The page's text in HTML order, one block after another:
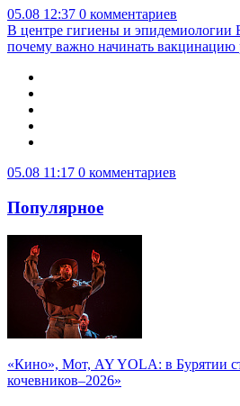
05.08 12:37 0 комментариев
В центре гигиены и эпидемиологии
почему важно начинать вакцинацию
05.08 11:17 0 комментариев
Популярное
«Кино», Мот, AY YOLA: в Бурятии
кочевников–2026»